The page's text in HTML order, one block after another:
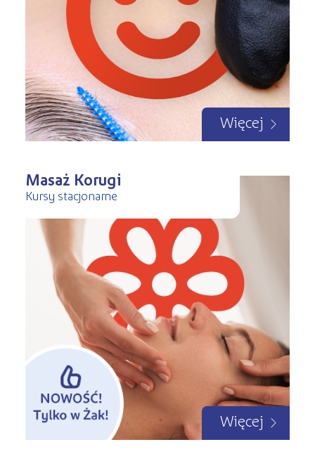
Więcej
Masaż Korugi
Kursy stacjonarne
Więcej